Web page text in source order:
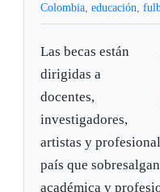
Colombia,educación,
Las becas están
dirigidas a
docentes,
investigadores,
artistas y
país que
académica y